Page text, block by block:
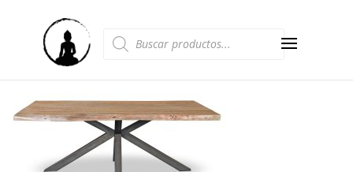
de
productos